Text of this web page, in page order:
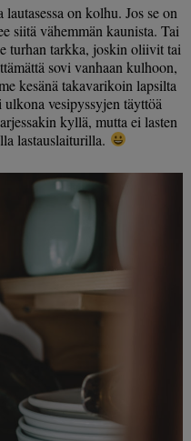
on kolhu. Jos se on
siitä vähemmän kaunista. Tai
turhan tarkka, joskin oliivit tai
sovi vanhaan kulhoon,
kesänä takavarikoin lapsilta
vesipyssyjen täyttöä
kyllä, mutta ei lasten
lastauslaiturilla.